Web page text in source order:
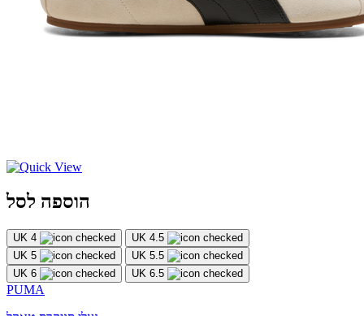
הוספה לסל
UK 4
UK 4.5
UK 5
UK 5.5
UK 6
UK 6.5
PUMA